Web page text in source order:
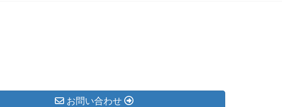
お問い合わせ